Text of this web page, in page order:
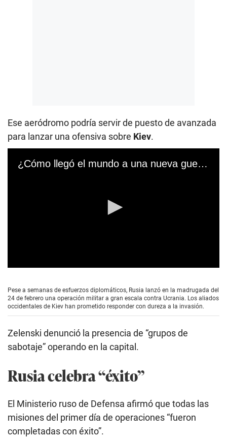
Ese aeródromo podría servir de puesto de avanzada
para lanzar una ofensiva sobre Kiev.
¿Cómo llegó el mundo a una nueva guerra y por qué se enfrentan Rusia y Ucrania?
e
c
o
s
o
f
4
i
e
s
,
s
Pese a semanas de esfuerzos diplomáticos, Rusia lanzó en la madrugada del
24 de febrero una operación militar a gran escala contra Ucrania. Los aliados
occidentales de Kiev han prometido responder con dureza a la invasión.
Zelenski denunció la presencia de “grupos de
sabotaje” operando en la capital.
Rusia celebra “éxito”
El Ministerio ruso de Defensa afirmó que todas las
misiones del primer día de operaciones “fueron
completadas con éxito”.